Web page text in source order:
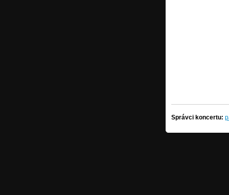
Správci koncertu: